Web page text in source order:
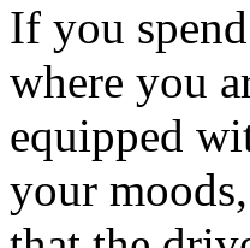
If you
where you
equipped
your